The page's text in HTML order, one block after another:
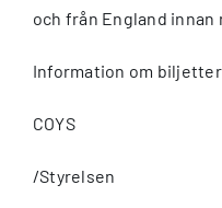
och från England
Information om
COYS
/Styrelsen